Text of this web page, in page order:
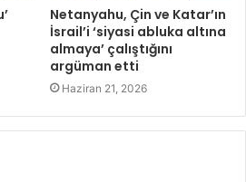
Netanyahu, Çin ve Katar’ın
İsrail’i ‘siyasi abluka altına
almaya’ çalıştığını
argüman etti
Haziran 21, 2026